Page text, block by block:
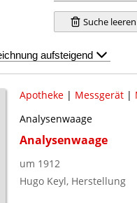
Suche leeren
Apotheke| Messgerät|
Analysenwaage
Analysenwaage
um 1912
Hugo Keyl, Herstellung